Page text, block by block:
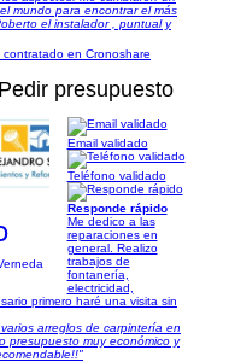
mundo para encontrar el más
el instalador , puntual y
contratado en Cronoshare
Pedir presupuesto
Email validado
Teléfono validado
Responde rápido
Me dedico a las
reparaciones en
general. Realizo
trabajos de
fontanería,
electricidad,
primero haré una visita sin
arreglos de carpintería en
presupuesto muy económico y